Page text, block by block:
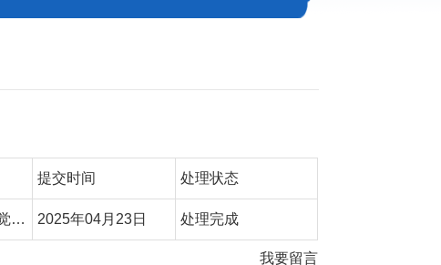
提交时间 处理状态
我在阿里旅游感觉非常暖心 2025年04月23日 处理完成
我要留言